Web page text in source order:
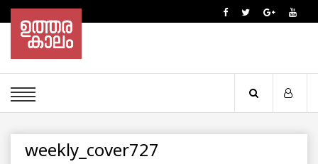
weekly_cover727